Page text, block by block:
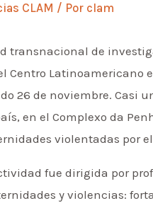
CLAM / Por clam
transnacional de
Centro Latinoamericano
26 de noviembre. Casi
en el Complexo da
violentadas por
fue dirigida por
y violencias: